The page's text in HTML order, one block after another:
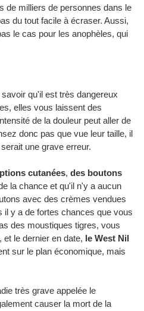
de milliers de personnes dans le
du tout facile à écraser. Aussi,
le cas pour les anophèles, qui
qu'il est très dangereux
elles vous laissent des
de la douleur peut aller de
donc pas que vue leur taille, il
une grave erreur.
cutanées, des boutons
la chance et qu'il n'y a aucun
avec des crèmes vendues
y a de fortes chances que vous
des moustiques tigres, vous
le dernier en date, le West Nil
sur le plan économique, mais
très grave appelée le
causer la mort de la